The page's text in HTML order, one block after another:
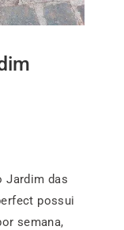
Jardim das
possui
semana,